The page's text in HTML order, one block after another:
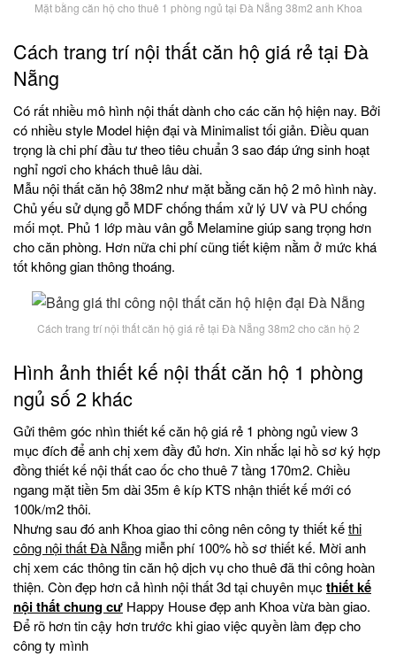
Mặt bằng căn hộ cho thuê 1 phòng ngủ tại Đà Nẵng 38m2 anh Khoa
Cách trang trí nội thất căn hộ giá rẻ tại Đà
Nẵng
Có rất nhiều mô hình nội thất dành cho các căn hộ hiện nay. Bởi
có nhiều style Model hiện đại và Minimalist tối giản. Điều quan
trọng là chi phí đầu tư theo tiêu chuẩn 3 sao đáp ứng sinh hoạt
nghỉ ngơi cho khách thuê lâu dài.
Mẫu nội thất căn hộ 38m2 như mặt bằng căn hộ 2 mô hình này.
Chủ yếu sử dụng gỗ MDF chống thấm xử lý UV và PU chống
mối mọt. Phủ 1 lớp màu vân gỗ Melamine giúp sang trọng hơn
cho căn phòng. Hơn nữa chi phí cũng tiết kiệm nằm ở mức khá
tốt không gian thông thoáng.
Cách trang trí nội thất căn hộ giá rẻ tại Đà Nẵng 38m2 cho căn hộ 2
Hình ảnh thiết kế nội thất căn hộ 1 phòng
ngủ số 2 khác
Gửi thêm góc nhìn thiết kế căn hộ giá rẻ 1 phòng ngủ view 3
mục đích để anh chị xem đầy đủ hơn. Xin nhắc lại hồ sơ ký hợp
đồng thiết kế nội thất cao ốc cho thuê 7 tầng 170m2. Chiều
ngang mặt tiền 5m dài 35m ê kíp KTS nhận thiết kế mới có
100k/m2 thôi.
Nhưng sau đó anh Khoa giao thi công nên công ty thiết kếthi
công nội thất Đà Nẵng miễn phí 100% hồ sơ thiết kế. Mời anh
chị xem các thông tin căn hộ dịch vụ cho thuê đã thi công hoàn
thiện. Còn đẹp hơn cả hình nội thất 3d tại chuyên mục thiết kế
nội thất chung cư Happy House đẹp anh Khoa vừa bàn giao.
Để rõ hơn tin cậy hơn trước khi giao việc quyền làm đẹp cho
công ty mình